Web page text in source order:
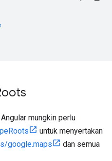
mungkin perlu
untuk menyertakan
google.maps
dan semua